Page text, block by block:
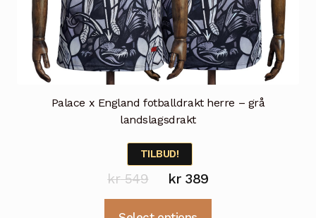
Palace x England fotballdrakt herre – grå
landslagsdrakt
TILBUD!
kr549
Opprinnelig
pris
kr389Nåværende
pris